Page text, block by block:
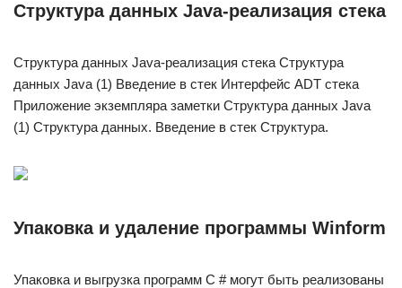
Структура данных Java-реализация стека
Структура данных Java-реализация стека Структура
данных Java (1) Введение в стек Интерфейс ADT стека
Приложение экземпляра заметки Структура данных Java
(1) Структура данных. Введение в стек Структура.
Упаковка и удаление программы Winform
Упаковка и выгрузка программ C # могут быть реализованы